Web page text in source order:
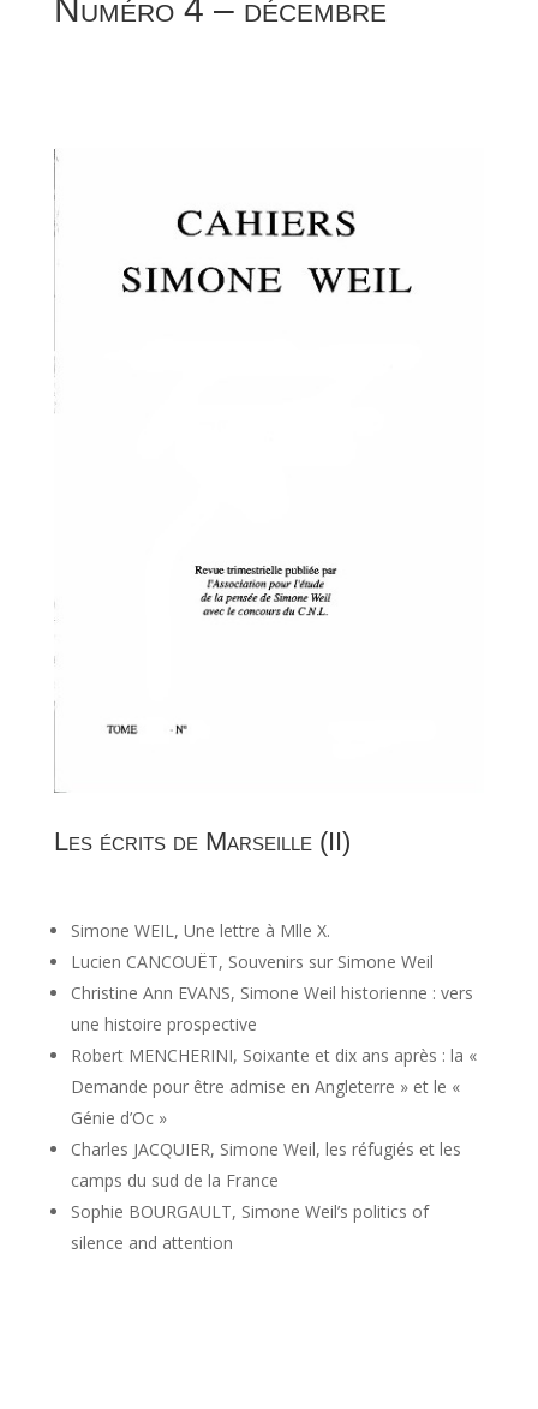
Numéro 4 – décembre
Les écrits de Marseille (II)
Simone WEIL, Une lettre à Mlle X.
Lucien CANCOUËT, Souvenirs sur Simone Weil
Christine Ann EVANS, Simone Weil historienne : vers
une histoire prospective
Robert MENCHERINI, Soixante et dix ans après : la «
Demande pour être admise en Angleterre » et le «
Génie d’Oc »
Charles JACQUIER, Simone Weil, les réfugiés et les
camps du sud de la France
Sophie BOURGAULT, Simone Weil’s politics of
silence and attention